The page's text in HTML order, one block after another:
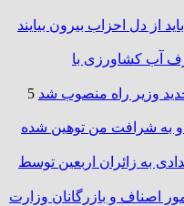
از دل احزاب بیرون بیایند
مصرف آب کشاورزی با
وزیر راه منصوب شد 5
و به شرافت من توهین شده
خدمت امدادی به زائران اربعین توسط
اصناف و بازرگانان وزارت